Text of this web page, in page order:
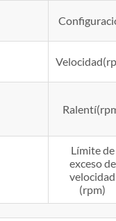
Límite de
exceso de
velocidad
(rpm)